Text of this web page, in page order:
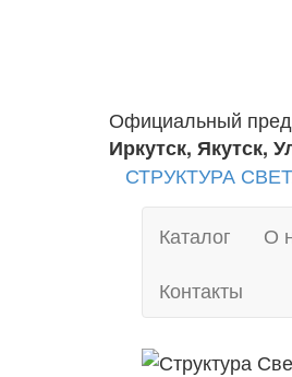
Официальный
Иркутск, Якутск,
СТРУКТУРА
Каталог О
Контакты